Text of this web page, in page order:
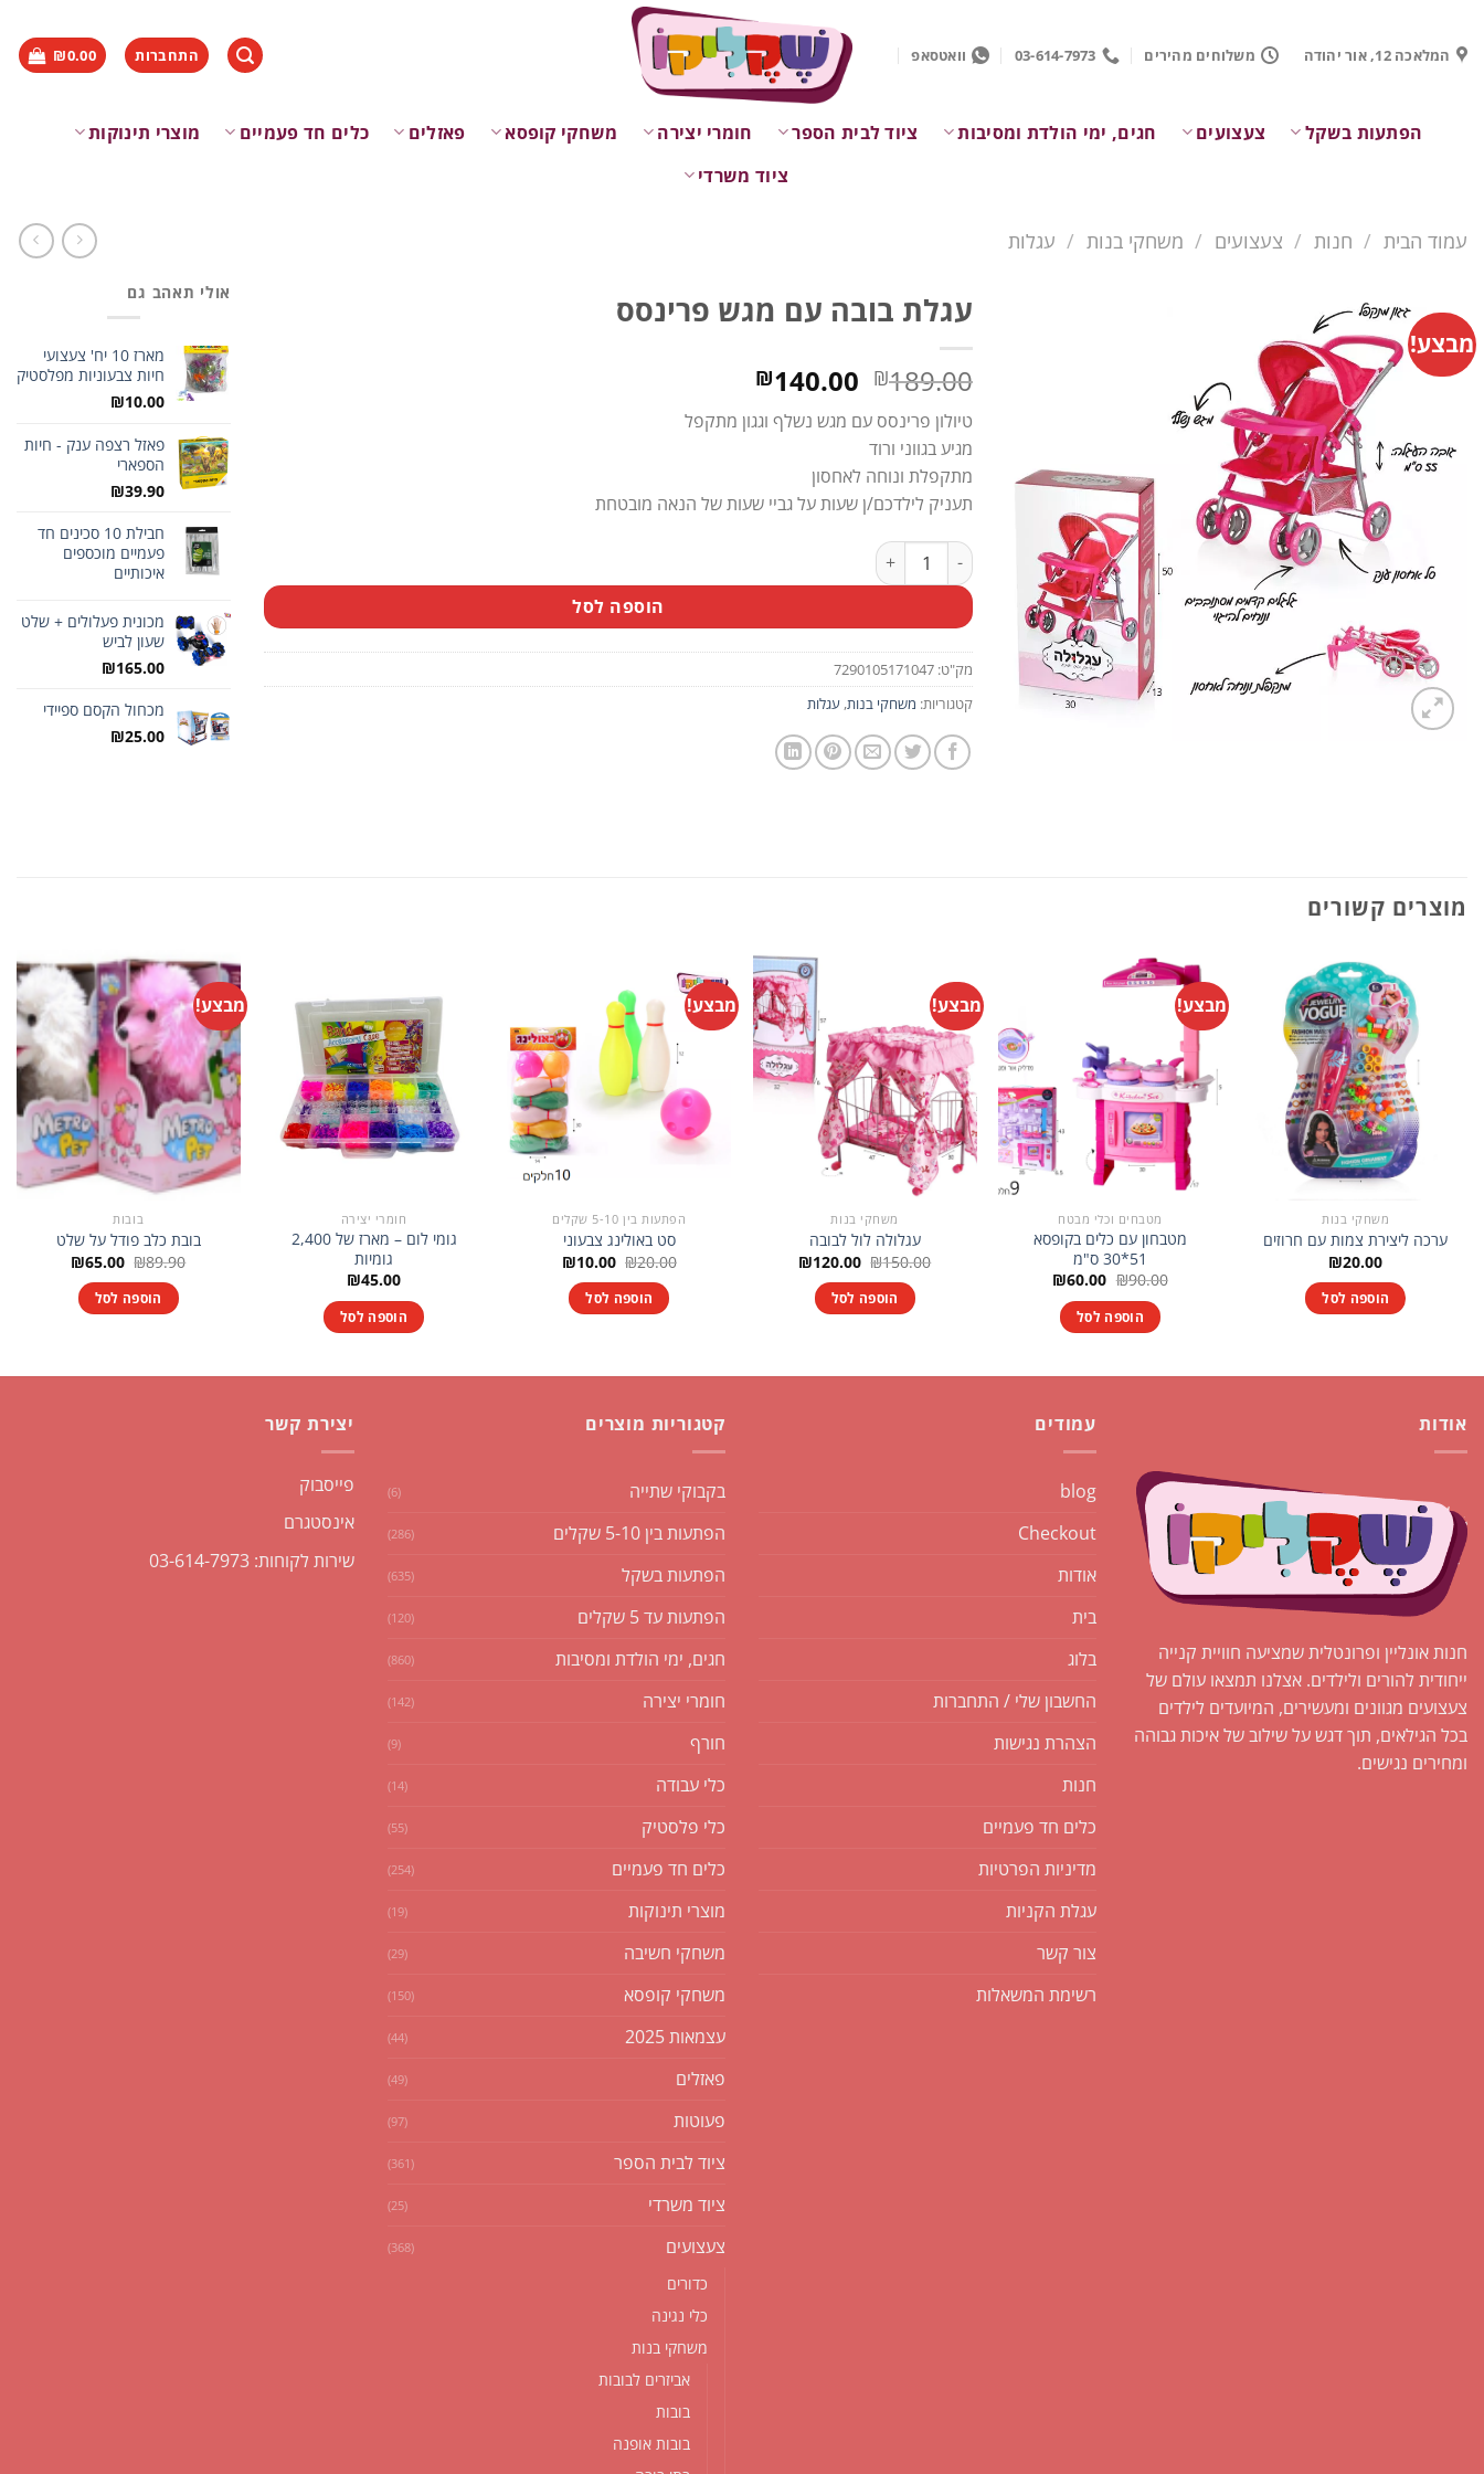
contentהמלאכה 12, אור יהודה משלוחים מהירים 03-614-7973 וואטסאפ התחברות ₪0.00
הפתעות בשקל צעצועים חגים, ימי הולדת ומסיבות ציוד לבית הספר חומרי יצירה משחקי קופסא פאזלים כלים חד פעמיים
מוצרי תינוקות
ציוד משרדי
עמוד הבית / חנות / צעצועים / משחקי בנות / עגלות
מבצע!
עגלת בובה עם מגש פרינסס
₪189.00 המחיר
המקורי
היה:
₪140.00
הנוכחי
הוא:
טיולון פרינסס עם מגש נשלף וגגון מתקפל
מגיע בגווני ורוד
מתקפלת ונוחה לאחסון
תעניק לילדכם/ן שעות על גביי שעות של הנאה מובטחת
כמות של עגלת בובה עם מגש פרינסס
הוספה לסל
מק"ט: 7290105171047
קטגוריות: משחקי בנות, עגלות
אולי תאהב גם
מארז 10 יח' צעצועי
חיות צבעוניות מפלסטיק
₪10.00
פאזל רצפה ענק - חיות
הספארי
₪39.90
חבילת 10 סכינים חד
פעמיים מוכספים
איכותיים
מכונית פעלולים + שלט
שעון לביש
₪165.00
מכחול הקסם ספיידי
₪25.00
מוצרים קשורים
משחקי בנות
ערכה ליצירת צמות עם חרוזים
₪20.00
הוספה לסל
מבצע!
מטבחים וכלי מבטח
מטבחון עם כלים בקופסא
51*30 ס"מ
₪90.00 המחיר
היה:
₪90.00.
₪60.00 המחיר
הוספה לסל
מבצע!
משחקי בנות
עגלולה לול לבובה
₪150.00 המחיר
היה:
₪150.00.
₪120.00 המחיר
הוספה לסל
מבצע!
הפתעות בין 5-10 שקלים
סט באולינג צבעוני
₪20.00 המחיר
היה:
₪20.00.
₪10.00
הוספה לסל
חומרי יצירה
גומי לום – מארז של 2,400
גומיות
₪45.00
הוספה לסל
מבצע!
בובות
בובת כלב פודל על שלט
₪89.90 המחיר
היה:
₪89.90.
₪65.00 המחיר
הוספה לסל
אודות
חנות אונליין ופרונטלית שמציעה חוויית קנייה
ייחודית להורים ולילדים. אצלנו תמצאו עולם של
צעצועים מגוונים ומעשירים, המיועדים לילדים
בכל הגילאים, תוך דגש על שילוב של איכות גבוהה
ומחירים נגישים.
עמודים
blog
Checkout
אודות
בית
בלוג
החשבון שלי / התחברות
הצהרת נגישות
חנות
כלים חד פעמיים
מדיניות הפרטיות
עגלת הקניות
צור קשר
רשימת המשאלות
קטגוריות מוצרים
בקבוקי שתייה (6)
הפתעות בין 5-10 שקלים (286)
הפתעות בשקל (635)
הפתעות עד 5 שקלים (120)
חגים, ימי הולדת ומסיבות (860)
חומרי יצירה (142)
חורף (9)
כלי עבודה (14)
כלי פלסטיק (55)
כלים חד פעמיים (254)
מוצרי תינוקות (19)
משחקי חשיבה (29)
משחקי קופסא (150)
עצמאות 2025 (44)
פאזלים (49)
פעוטות (97)
ציוד לבית הספר (361)
ציוד משרדי (25)
צעצועים (368)
כדורים
כלי נגינה
משחקי בנות
אביזרים לבובות
בובות
בובות אופנה
יצירת קשר
פייסבוק
אינסטגרם
שירות לקוחות: 03-614-7973